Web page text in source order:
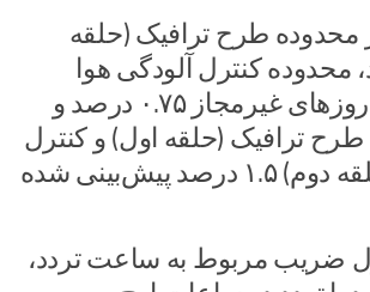
محدوده طرح ترافیک (حلقه
درصد، محدوده کنترل آلودگی هوا
(حلقه دوم) در روز‌های غیرمجاز ۰.۷۵ درصد و
ترافیک (حلقه اول) و کنترل
آلودگی هوا (حلقه دوم) ۱.۵ درصد پیش‌بینی شده
ضریب مربوط به ساعت تردد،